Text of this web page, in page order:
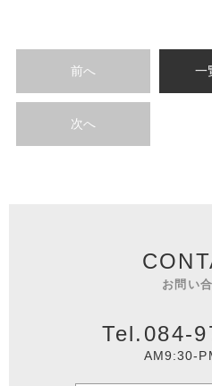
前へ 一
次へ
お問い
Tel.084-
AM9:30-